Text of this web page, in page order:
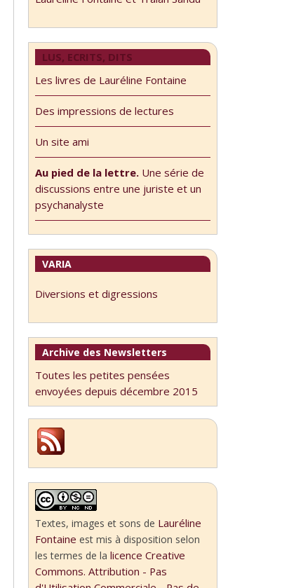
LUS, ECRITS, DITS
Les livres de Lauréline Fontaine
Des impressions de lectures
Un site ami
Au pied de la lettre. Une série de
discussions entre une juriste et un
psychanalyste
VARIA
Diversions et digressions
Archive des Newsletters
Toutes les petites pensées
envoyées depuis décembre 2015
Textes, images et sons de Lauréline
Fontaine est mis à disposition selon
les termes de la licence Creative
Commons. Attribution - Pas